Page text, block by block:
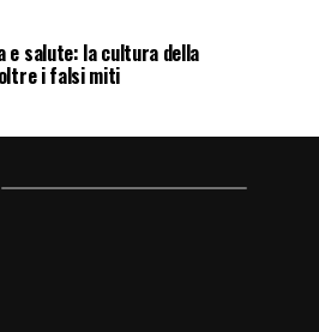
e salute: la cultura della
i falsi miti